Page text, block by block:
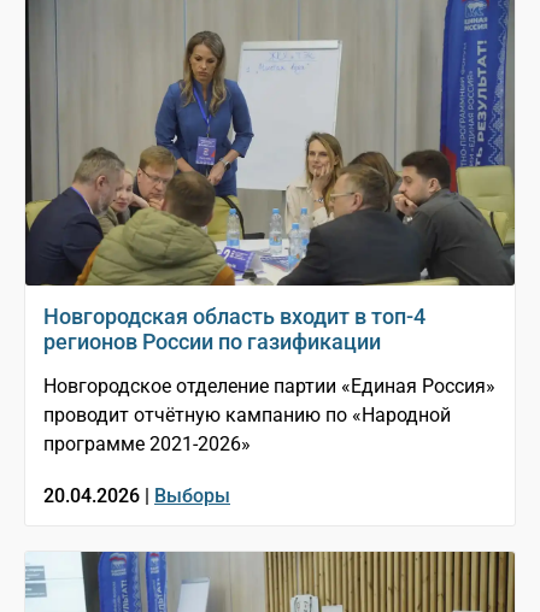
Новгородская область входит в топ-4
регионов России по газификации
Новгородское отделение партии «Единая Россия»
проводит отчётную кампанию по «Народной
программе 2021-2026»
20.04.2026 | Выборы